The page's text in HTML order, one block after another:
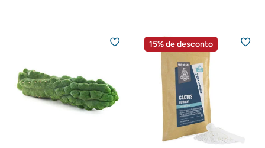
15% de desconto